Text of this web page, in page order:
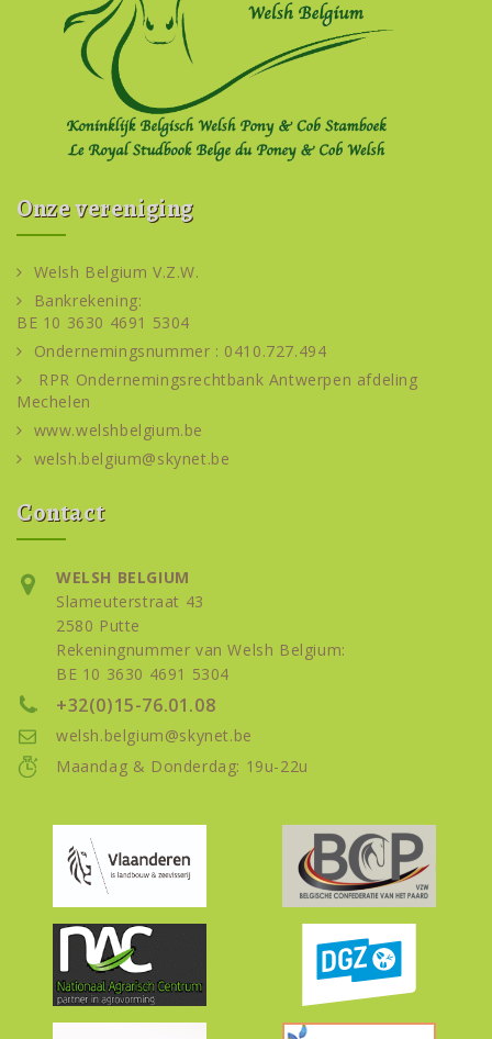
Onze vereniging
Welsh Belgium V.Z.W.
Bankrekening:
BE 10 3630 4691 5304
Ondernemingsnummer : 0410.727.494
RPR Ondernemingsrechtbank Antwerpen afdeling
Mechelen
www.welshbelgium.be
welsh.belgium@skynet.be
Contact
WELSH BELGIUM
Slameuterstraat 43
2580 Putte
Rekeningnummer van Welsh Belgium:
BE 10 3630 4691 5304
+32(0)15-76.01.08
welsh.belgium@skynet.be
Maandag & Donderdag: 19u-22u